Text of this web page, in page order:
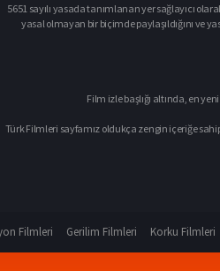
5651 sayılı yasada tanımlanan yer sağlayıcı
yasal olmayan bir biçimde paylaşıldığını ve
Film izle başlığı altında, en
Türk Filmleri sayfamız oldukça zengin içeriğe
Filmleri Gerilim Filmleri Korku Filmleri